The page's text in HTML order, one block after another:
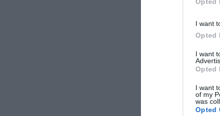
I want
Opted
I want
Opted
I want
of my
was
Opted